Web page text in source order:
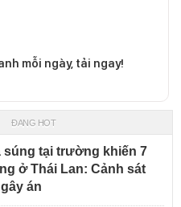
mỗi ngày, tải ngay!
ĐANG HOT
súng tại trường khiến 7
ở Thái Lan: Cảnh sát
án